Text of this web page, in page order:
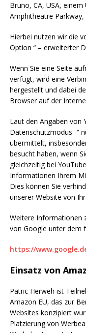
Bruno, CA, USA,
Amphitheatre Parkway,
Hierbei nutzen wir die
Option “ – erweiterter
Wenn Sie eine Seite
verfügt, wird eine
hergestellt und dabei
Browser auf der
Laut den Angaben von
Datenschutzmodus -“
übermittelt,
besucht haben, wenn
gleichzeitig bei
Informationen Ihrem
Dies können Sie
unserer Website von
Weitere Informationen
von Google unter dem
https://
Einsatz von
Patric Herweh ist
Amazon EU, das zur
Websites konzipiert
Platzierung von